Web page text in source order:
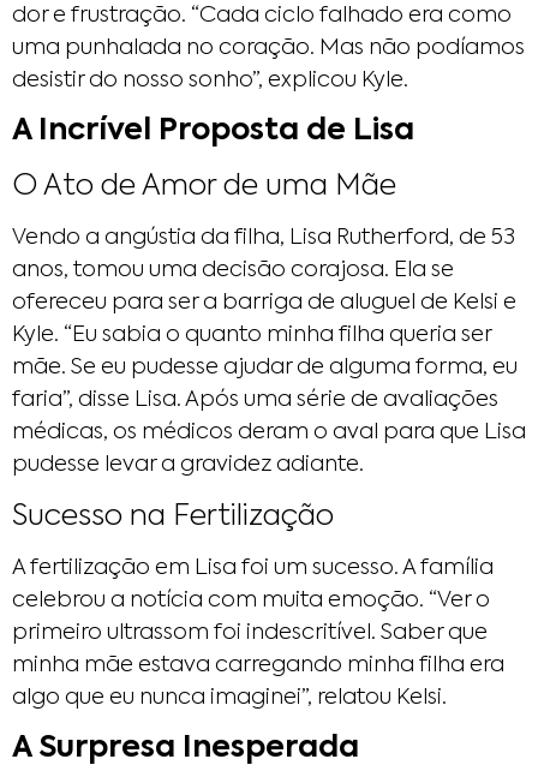
dor e frustração. “Cada ciclo falhado era como
uma punhalada no coração. Mas não podíamos
desistir do nosso sonho”, explicou Kyle.
A Incrível Proposta de Lisa
O Ato de Amor de uma Mãe
Vendo a angústia da filha, Lisa Rutherford, de 53
anos, tomou uma decisão corajosa. Ela se
ofereceu para ser a barriga de aluguel de Kelsi e
Kyle. “Eu sabia o quanto minha filha queria ser
mãe. Se eu pudesse ajudar de alguma forma, eu
faria”, disse Lisa. Após uma série de avaliações
médicas, os médicos deram o aval para que Lisa
pudesse levar a gravidez adiante.
Sucesso na Fertilização
A fertilização em Lisa foi um sucesso. A família
celebrou a notícia com muita emoção. “Ver o
primeiro ultrassom foi indescritível. Saber que
minha mãe estava carregando minha filha era
algo que eu nunca imaginei”, relatou Kelsi.
A Surpresa Inesperada